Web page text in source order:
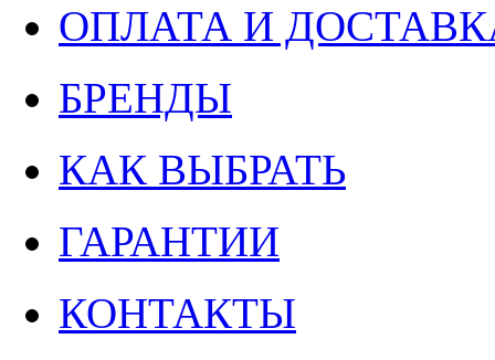
ОПЛАТА И
БРЕНДЫ
КАК ВЫБРАТЬ
ГАРАНТИИ
КОНТАКТЫ